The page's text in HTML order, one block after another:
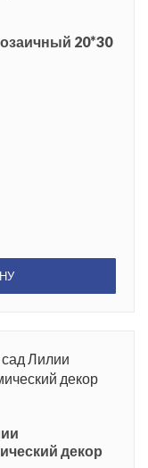
20*30
декор